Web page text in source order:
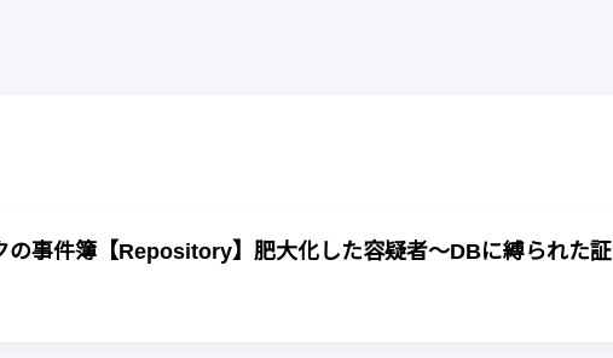
の事件簿【Repository】肥大化した容疑者〜DBに縛られた証